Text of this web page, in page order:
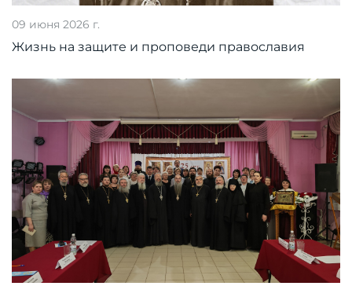
09 июня 2026 г.
Жизнь на защите и проповеди православия